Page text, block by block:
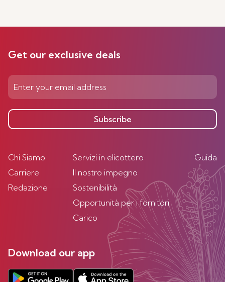
Get our exclusive deals
Subscribe
Chi Siamo
Carriere
Redazione
Servizi in elicottero
Il nostro impegno
Sostenibilità
Opportunità per i fornitori
Carico
Guida
Download our app